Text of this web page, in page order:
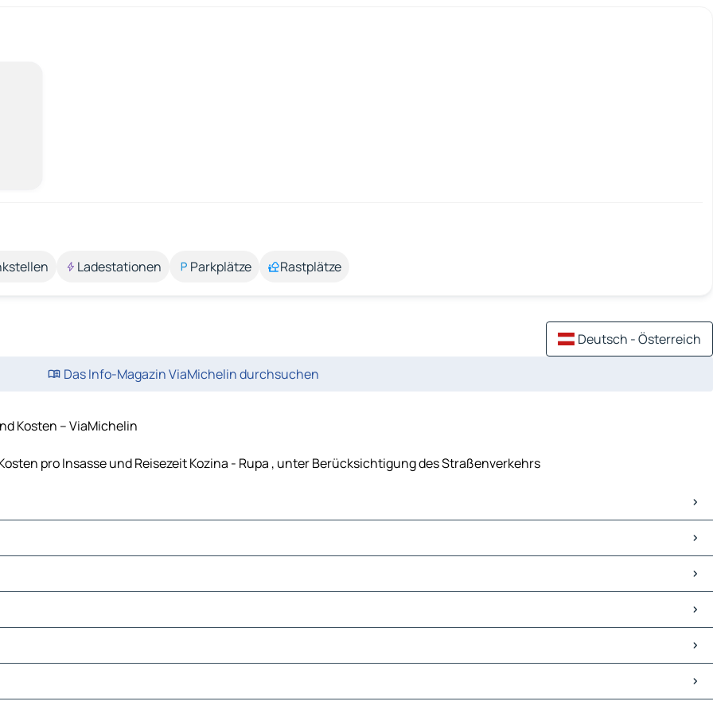
Ladestationen Parkplätze Rastplätze
Deutsch - Österreich
Das Info-Magazin ViaMichelin durchsuchen
Kosten – ViaMichelin
pro Insasse und Reisezeit Kozina - Rupa , unter Berücksichtigung des Straßenverkehrs